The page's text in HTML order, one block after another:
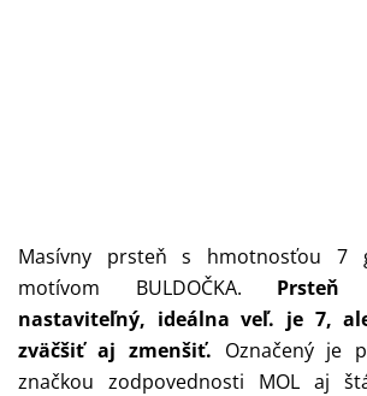
Masívny prsteň s hmotnosťou 7
motívom BULDOČKA.
nastaviteľný, ideálna veľ. je 7,
zväčšiť aj zmenšiť. Označený je
značkou zodpovednosti MOL aj